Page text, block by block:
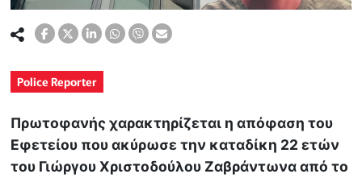
Police Reporter
Πρωτοφανής χαρακτηρίζεται η απόφαση του
Εφετείου που ακύρωσε την καταδίκη 22 ετών
του Γιώργου Χριστοδούλου Ζαβράντωνα από το